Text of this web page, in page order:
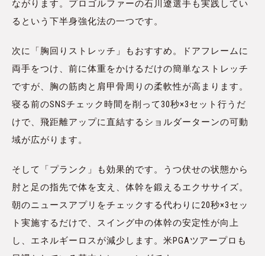
ながります。プロゴルファーの石川遼選手も実践してい
るという下半身強化法の一つです。
次に「胸回りストレッチ」もおすすめ。ドアフレームに
両手をつけ、前に体重をかけるだけの簡単なストレッチ
ですが、胸の筋肉と肩甲骨周りの柔軟性が高まります。
寝る前のSNSチェック時間を削って30秒×3セット行うだ
けで、飛距離アップに直結するショルダーターンの可動
域が広がります。
そして「プランク」も効果的です。うつ伏せの状態から
肘と足の指先で体を支え、体幹を鍛えるエクササイズ。
朝のニュースアプリをチェックする代わりに20秒×3セッ
ト実施するだけで、スイング中の体幹の安定性が向上
し、エネルギーロスが減少します。米PGAツアープロも